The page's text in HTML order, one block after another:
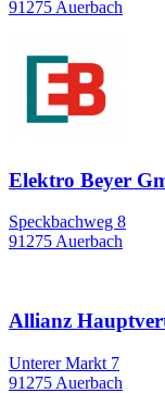
91275 Auerbach
Elektro Beyer
Speckbachweg 8
91275 Auerbach
Allianz
Unterer Markt 7
91275 Auerbach